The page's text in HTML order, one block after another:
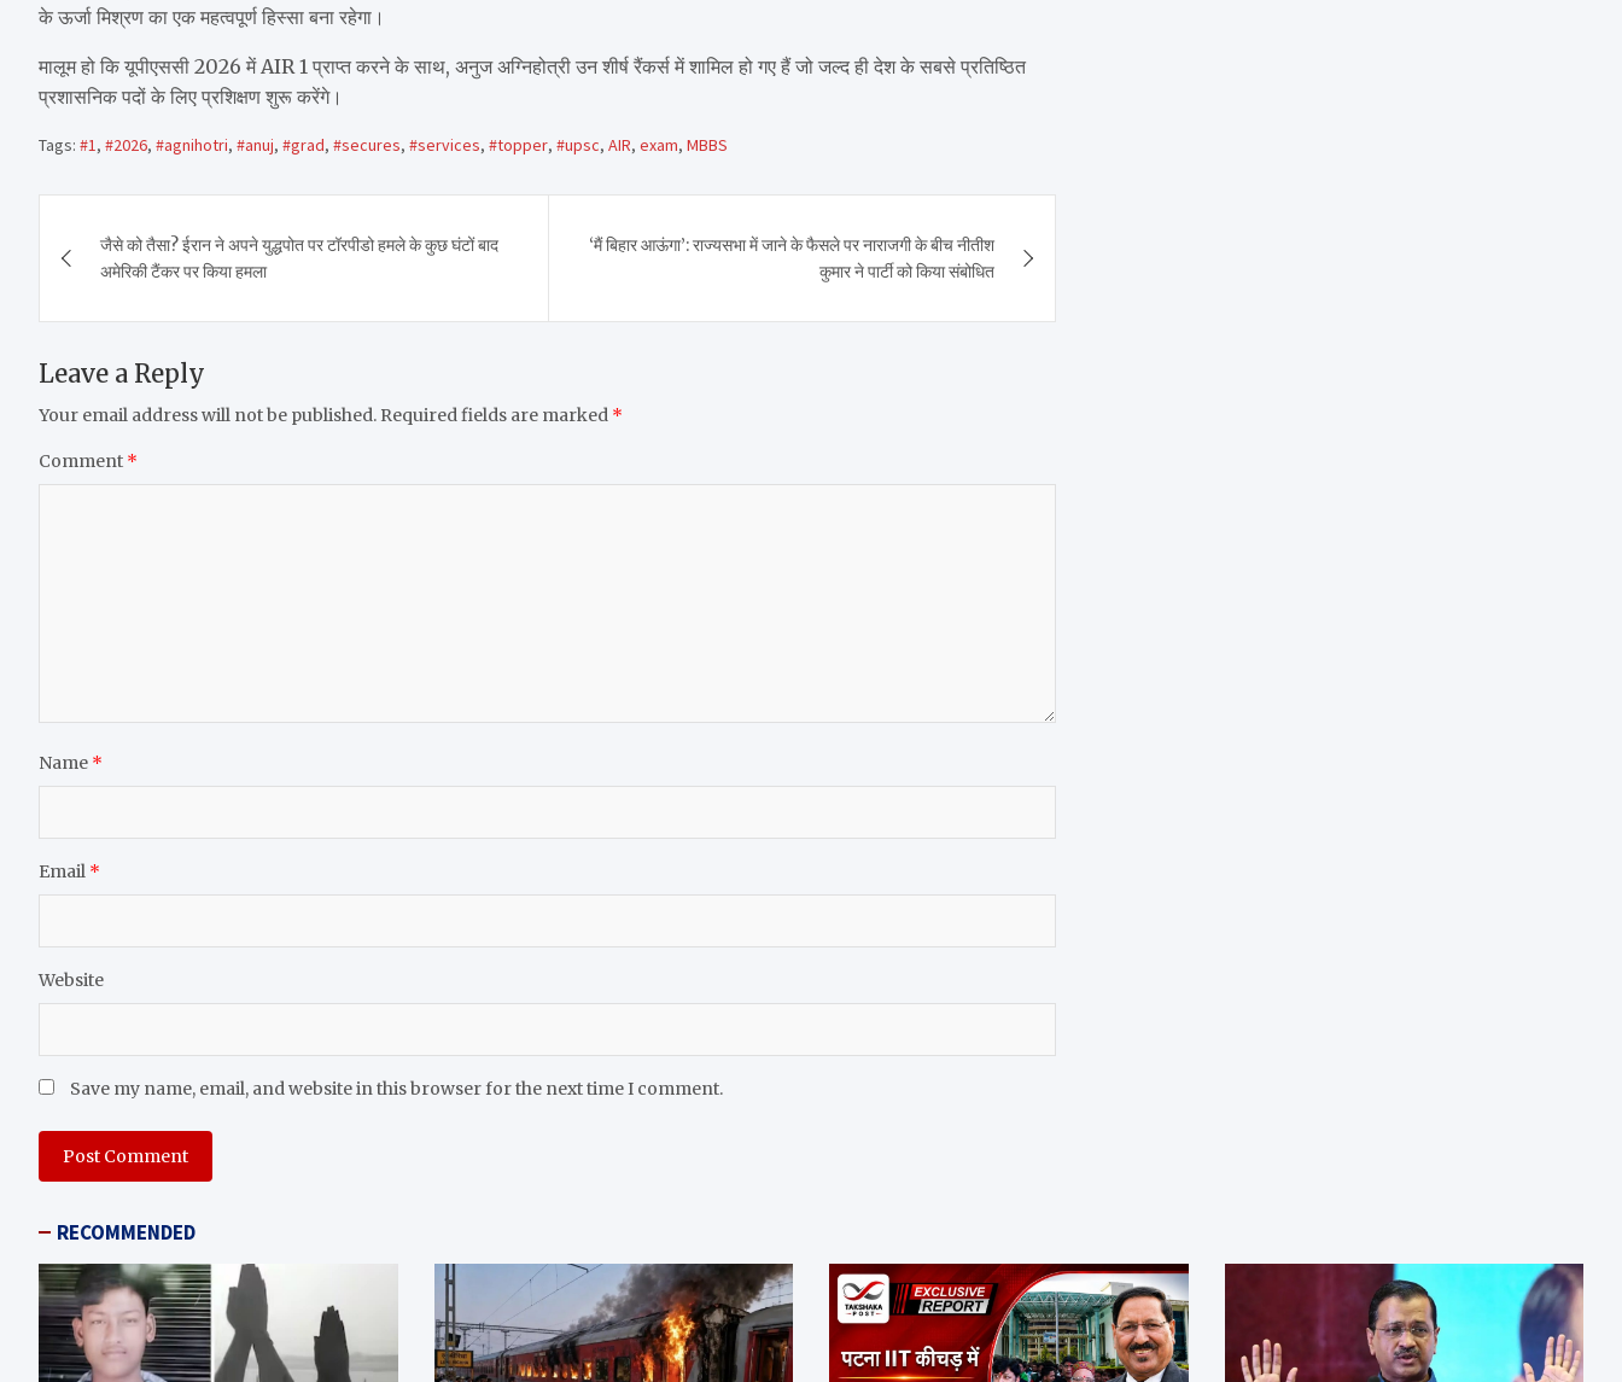
के ऊर्जा मिश्रण का एक महत्वपूर्ण हिस्सा बना रहेगा।
मालूम हो कि यूपीएससी 2026 में AIR 1 प्राप्त करने के साथ, अनुज अग्निहोत्री उन शीर्ष रैंकर्स में शामिल हो गए हैं जो जल्द ही देश के सबसे प्रतिष्ठित
प्रशासनिक पदों के लिए प्रशिक्षण शुरू करेंगे।
Tags: #1, #2026, #agnihotri, #anuj, #grad, #secures, #services, #topper, #upsc, AIR, exam, MBBS
navigation
जैसे को तैसा? ईरान ने अपने युद्धपोत पर टॉरपीडो हमले के कुछ घंटों बाद
अमेरिकी टैंकर पर किया हमला
‘मैं बिहार आऊंगा’: राज्यसभा में जाने के फैसले पर नाराजगी के बीच नीतीश
कुमार ने पार्टी को किया संबोधित
Leave a Reply
Your email address will not be published. Required fields are marked *
Comment *
Name *
Email *
Website
Save my name, email, and website in this browser for the next time I comment.
RECOMMENDED